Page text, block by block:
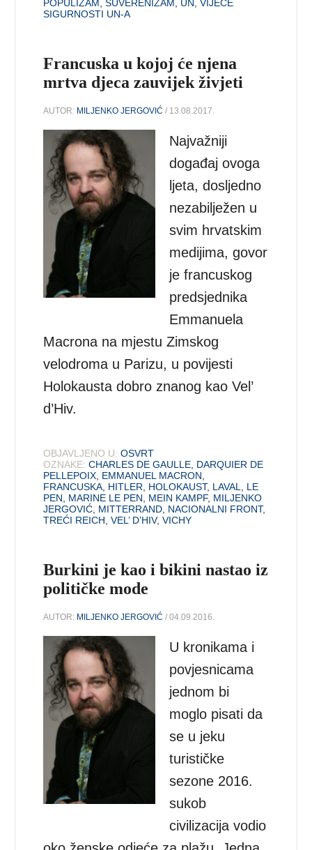
POPULIZAM ,SUVERENIZAM UN ,VIJEĆE
SIGURNOSTI UN-A
Francuska u kojoj će njena
mrtva djeca zauvijek živjeti
AUTOR: MILJENKO JERGOVIĆ / 13.08.2017.
Najvažniji
događaj ovoga
ljeta, dosljedno
nezabilježen u
svim hrvatskim
medijima, govor
je francuskog
predsjednika
Emmanuela
Macrona na mjestu Zimskog
velodroma u Parizu, u povijesti
Holokausta dobro znanog kao Vel’
d’Hiv.
OBJAVLJENO U: OSVRT
OZNAKE: CHARLES DE GAULLE DARQUIER DE
PELLEPOIX EMMANUEL MACRON
FRANCUSKA HITLER HOLOKAUST, LAVAL
LE
PEN
MARINE LE PEN MEIN KAMPF, MILJENKO
JERGOVIĆ MITTERRAND NACIONALNI FRONT,
TREĆI REICH ,VEL’ D’HIV,VICHY
Burkini je kao i bikini nastao iz
političke mode
AUTOR: MILJENKO JERGOVIĆ / 04.09.2016.
U kronikama i
povjesnicama
jednom bi
moglo pisati da
se u jeku
turističke
sezone 2016.
sukob
civilizacija vodio